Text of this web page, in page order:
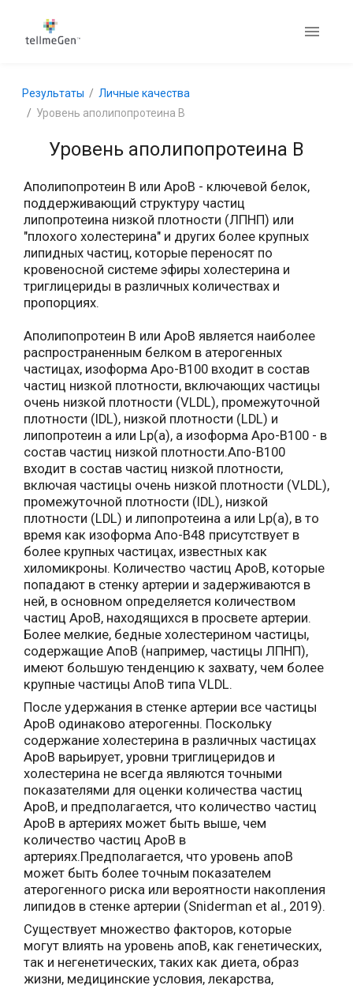
Результаты
Личные качества
Уровень аполипопротеина В
Уровень аполипопротеина В
Аполипопротеин B или ApoB - ключевой белок,
поддерживающий структуру частиц
липопротеина низкой плотности (ЛПНП) или
"плохого холестерина" и других более крупных
липидных частиц, которые переносят по
кровеносной системе эфиры холестерина и
триглицериды в различных количествах и
пропорциях.
Аполипопротеин B или ApoB является наиболее
распространенным белком в атерогенных
частицах, изоформа Apo-B100 входит в состав
частиц низкой плотности, включающих частицы
очень низкой плотности (VLDL), промежуточной
плотности (IDL), низкой плотности (LDL) и
липопротеин a или Lp(a), а изоформа Apo-B100 - в
состав частиц низкой плотности.Апо-В100
входит в состав частиц низкой плотности,
включая частицы очень низкой плотности (VLDL),
промежуточной плотности (IDL), низкой
плотности (LDL) и липопротеина a или Lp(a), в то
время как изоформа Апо-В48 присутствует в
более крупных частицах, известных как
хиломикроны. Количество частиц ApoB, которые
попадают в стенку артерии и задерживаются в
ней, в основном определяется количеством
частиц ApoB, находящихся в просвете артерии.
Более мелкие, бедные холестерином частицы,
содержащие АпоВ (например, частицы ЛПНП),
имеют большую тенденцию к захвату, чем более
крупные частицы АпоВ типа VLDL.
После удержания в стенке артерии все частицы
ApoB одинаково атерогенны. Поскольку
содержание холестерина в различных частицах
ApoB варьирует, уровни триглицеридов и
холестерина не всегда являются точными
показателями для оценки количества частиц
ApoB, и предполагается, что количество частиц
ApoB в артериях может быть выше, чем
количество частиц ApoB в
артериях.Предполагается, что уровень апоВ
может быть более точным показателем
атерогенного риска или вероятности накопления
липидов в стенке артерии (Sniderman et al., 2019).
Существует множество факторов, которые
могут влиять на уровень апоВ, как генетических,
так и негенетических, таких как диета, образ
жизни, медицинские условия, лекарства,